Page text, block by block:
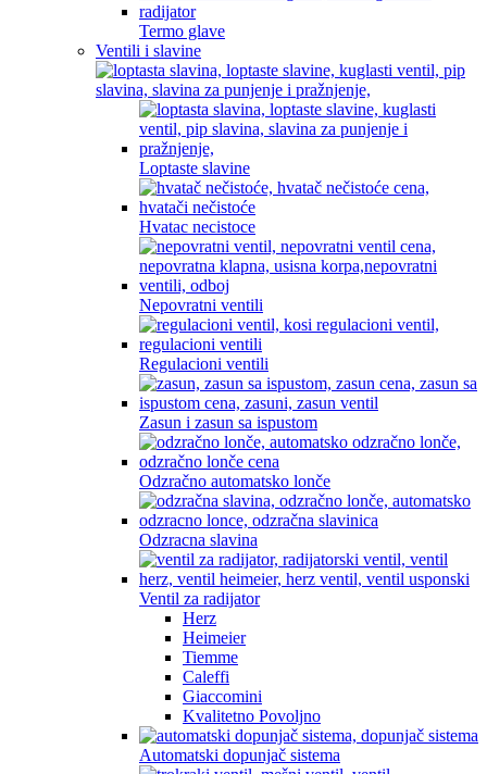
Termo glave
Ventili i slavine
Loptaste slavine
Hvatac necistoce
Nepovratni ventili
Regulacioni ventili
Zasun i zasun sa ispustom
Odzračno automatsko lonče
Odzracna slavina
Ventil za radijator
Herz
Heimeier
Tiemme
Caleffi
Giaccomini
Kvalitetno Povoljno
Automatski dopunjač sistema